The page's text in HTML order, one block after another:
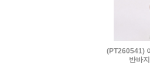
(PT260541)
반바